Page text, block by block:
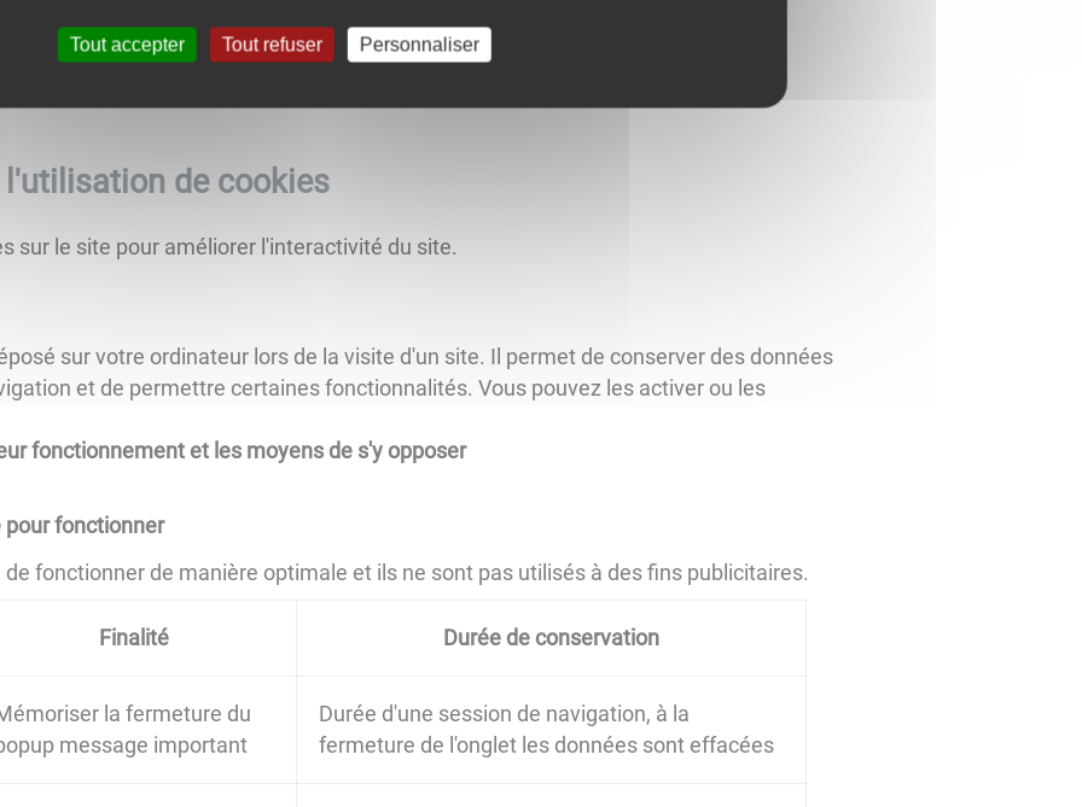
de cookies
sur le site pour améliorer l'interactivité du site.
sur votre ordinateur lors de la visite d'un site. Il permet de conserver des données
et de permettre certaines fonctionnalités. Vous pouvez les activer ou les
fonctionnement et les moyens de s'y opposer
pour fonctionner
fonctionner de manière optimale et ils ne sont pas utilisés à des fins publicitaires.
Finalité Durée de conservation
la fermeture du
message important
Durée d'une session de navigation, à la
fermeture de l'onglet les données sont effacées
Tout accepter Tout refuser Personnaliser